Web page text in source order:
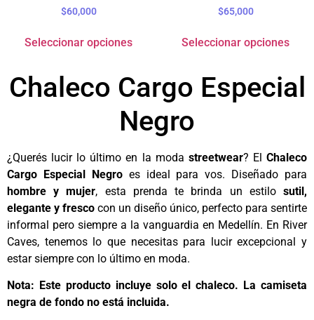
$60,000
Seleccionar opciones
$65,000
Seleccionar opciones
Chaleco Cargo Especial
Negro
¿Querés lucir lo último en la moda streetwear? ElChaleco
Cargo Especial Negroes ideal para vos. Diseñado para
hombre y mujer, esta prenda te brinda un estilosutil,
elegante y fresco con un diseño único, perfecto para sentirte
informal pero siempre a la vanguardia en Medellín. En River
Caves, tenemos lo que necesitas para lucir excepcional y
estar siempre con lo último en moda.
Nota: Este producto incluye solo el chaleco. La camiseta
negra de fondo no está incluida.